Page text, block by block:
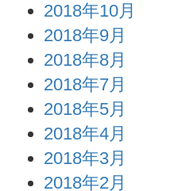
2018年10月
2018年9月
2018年8月
2018年7月
2018年5月
2018年4月
2018年3月
2018年2月